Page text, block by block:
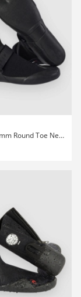
Flashbomb 5mm Round Toe Neoprénové boty